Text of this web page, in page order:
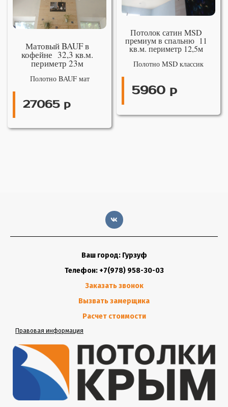
Матовый BAUF в
кофейне 32,3 кв.м.
периметр 23м
Полотно BAUF мат
27065 р
Потолок сатин MSD
премиум в спальню 11
кв.м. периметр 12,5м
Полотно MSD классик
5960 р
Ваш город: Гурзуф
Телефон: +7(978) 958-30-03
Заказать звонок
Вызвать замерщика
Расчет стоимости
Правовая информация